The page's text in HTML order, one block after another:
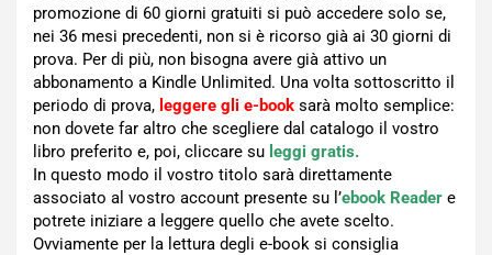
promozione di 60 giorni gratuiti si può accedere solo se,
nei 36 mesi precedenti, non si è ricorso già ai 30 giorni di
prova. Per di più, non bisogna avere già attivo un
abbonamento a Kindle Unlimited. Una volta sottoscritto il
periodo di prova, leggere gli e-book sarà molto semplice:
non dovete far altro che scegliere dal catalogo il vostro
libro preferito e, poi, cliccare su leggi gratis.
In questo modo il vostro titolo sarà direttamente
associato al vostro account presente su l’ebook Reader e
potrete iniziare a leggere quello che avete scelto.
Ovviamente per la lettura degli e-book si consiglia